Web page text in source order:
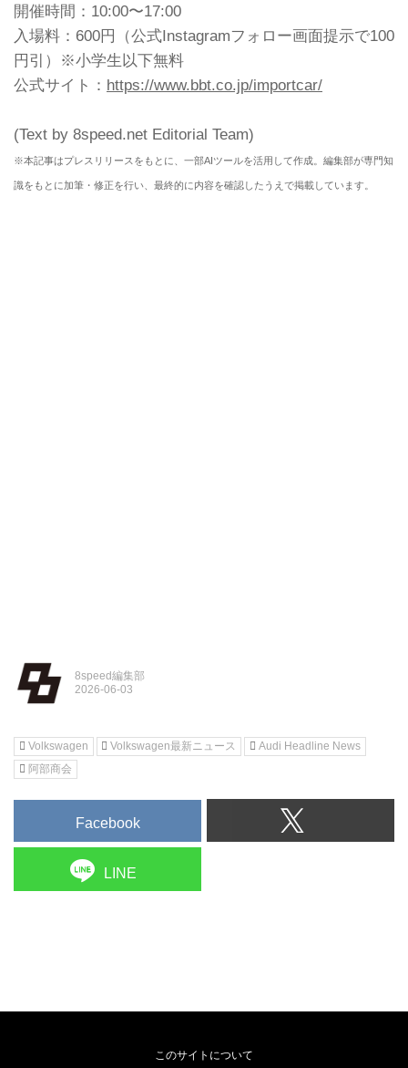
開催時間：10:00〜17:00
入場料：600円（公式Instagramフォロー画面提示で100
円引）※小学生以下無料
公式サイト： https://www.bbt.co.jp/importcar/
(Text by 8speed.net Editorial Team)
※本記事はプレスリリースをもとに、一部AIツールを活用して作成。編集部が専門知
識をもとに加筆・修正を行い、最終的に内容を確認したうえで掲載しています。
8speed編集部
Volkswagen Volkswagen最新ニュース
Audi Headline News
阿部商会
Facebook
LINE
このサイトについて